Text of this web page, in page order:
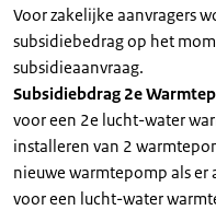
Voor zakelijke aanvragers
subsidiebedrag op het
subsidieaanvraag.
Subsidiebdrag 2e
voor een 2e lucht-water
installeren van 2
nieuwe warmtepomp als er
voor een lucht-water